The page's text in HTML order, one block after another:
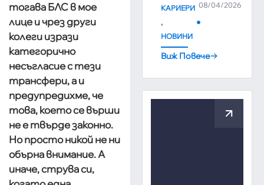
тогава БЛС в мое
лице и чрез други
колеги изрази
категорично
несъгласие с тези
трансфери, а и
предупредихме, че
това, което се върши
не е твърде законно.
Но просто никой не ни
обърна внимание. А
иначе, струва си,
08/04/2026
КАРИЕРИ
,
НОВИНИ
Виж Повече